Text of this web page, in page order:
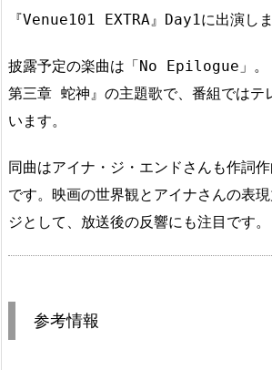
『Venue101 EXTRA』Day1に出演しま
披露予定の楽曲は「No Epilogue」。
第三章 蛇神』の主題歌で、番組ではテ
います。
同曲はアイナ・ジ・エンドさんも作詞
です。映画の世界観とアイナさんの表
ジとして、放送後の反響にも注目です。
参考情報